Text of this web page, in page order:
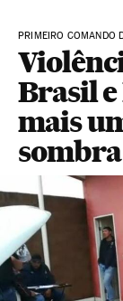
PRIMEIRO COMANDO
Brasil
mais
sombra